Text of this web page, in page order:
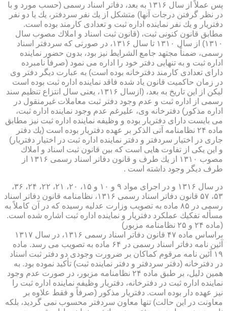
پس عملاً از سال ۱۳۱۶ به بعد، دفاتر اسناد رسمی (حسب مورد و با
در نظر گرفتن درجات آنها) متشكل از یك نفر سردفتر، یك یا دو نفر
دفتریار و یك نفر نماینده اداره ثبت و تعدادی كارمند بوده است.
مطابق قانون كنونی ثبت، (قانون ثبت اسناد و املاك مصوب سال
۱۳۱۰) از سال ۱۳۱۰ تا سال ۱۳۱۶، در صورتی كه سردفتر اسناد
رسمی، ضمناً مجتهد جامع الشرایط نیز بود، بدون حضور نماینده
اداره ثبت و به تنهایی دفتر خود را اداره می نمود (صرفاً نامبرده
دارای تعدادی كارمند دفترخانه بوده است) به عبارت دیگر دفتر وی
در زمان حاكمیت قانون یاد شده فاقد نماینده اداره ثبت بوده است
لیكن از این تاریخ به بعد، (ازسال ۱۳۱۶، یعنی سال انتزاع تنظیم سند
رسمی از اداره ثبت و عدم وجود دفتر ثبت معاملات غیرمنقول در
اداره مذكور) دفترخانه وی، علیرغم عدم وجود نماینده اداره ثبت،
می بایست دارای دفتریار بوده و وظیفه نماینده اداره ثبت نیز مطابق
ماده ۲۴ نظامنامه آتی الذكر بر عهده دفتریار بوده است (یك دفتر
جاری در اختیار سردفتر و دفتر نماینده اداره ثبت در اختیار دفتریار)
و این یكی از تفاوت هایی است كه بین قانون ثبت اسناد و املاك
مصوب ۱۳۱۰ از یك طرف و قانون دفاتر اسناد رسمی ۱۳۱۶ از
طرف دیگر وجود داشته است .
در سال ۱۳۱۶ و در اجرای مواد ۹ و ۱۰ و ۱۵، ۲۰، ۲۱، ۲۲، ۲۴، ۳۶،
۵۳، ۵۷ قانون دفاتر اسناد رسمی ۱۳۱۶، نظامنامه قانون دفاتر اسناد
رسمی در ۸۵ ماده به تصویب وزارت عدلیه رسیده كه در آن كاملاً به
مسأله تفكیك عملكرد دفتریار و نماینده اداره ثبت اشاره شده است.
(ماده ۲۴ و ۲۵ نظامنامه مزبور)
براساس ماده ۴۷ قانون دفاتر اسناد رسمی ۱۳۱۶، در سال ۱۳۱۷
آئین نامه دفاتر اسناد رسمی در ۶۴ ماده به تصویب می رسد. ماده
۱۹ آئین نامه مرقوم كماكان بر ضرورت وجودی دو دفتر ثبت اسناد
در دفترخانه (دفتر سردفتر و دفتر نماینده ثبت) تأكید نموده بود. به
همین دلیل، بر طبق ماده ۲۴ نظامنامه مزبور، در صورت عدم وجود
نماینده اداره ثبت در دفترخانه، دفتریار وظیفه نماینده اداره ثبت را
نیز عهده دار بوده است. دفتریار مذكور (صرفاً و فقط علاوه بر
معاونت در این حالت) تنها معاون سردفتر محسوب نمی گردید، بلكه